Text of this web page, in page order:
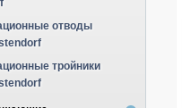
отводы
тройники